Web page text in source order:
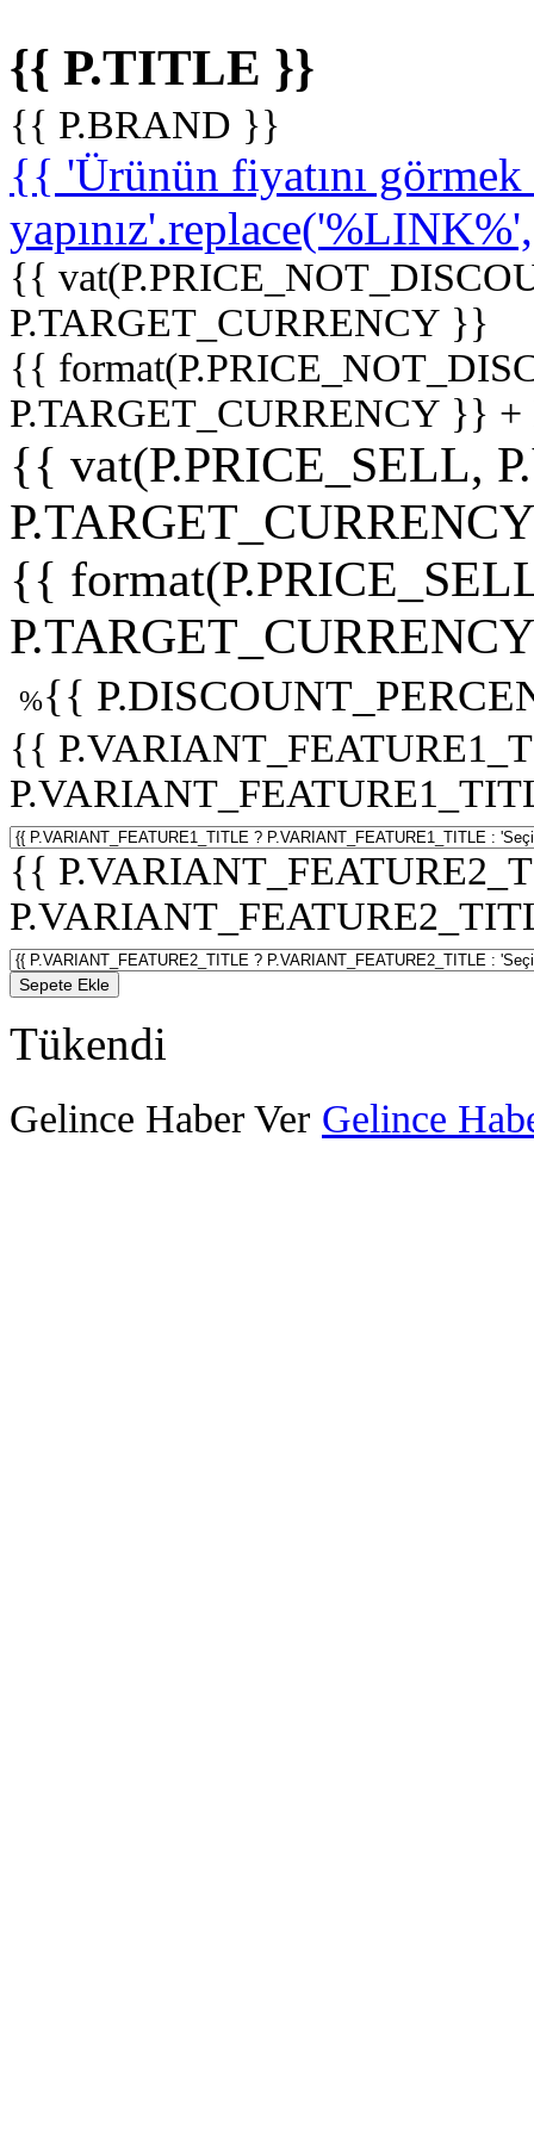
{{ P.TITLE }}
{{ P.BRAND }}
{{ 'Ürünün fiyatını
{{
P.TARGET_CURRENCY }}
{{
P.TARGET_CURRENCY }}
{{ vat(P.PRICE_SELL,
{{
%{{
{{
{{
Sepete Ekle
Tükendi
Gelince Haber Ver Gelince